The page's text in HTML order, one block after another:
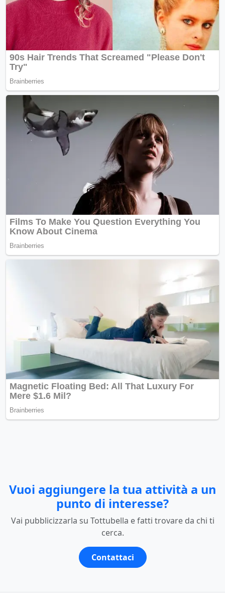
Vuoi aggiungere la tua attività a un
punto di interesse?
Vai pubblicizzarla su Tottubella e fatti trovare da chi ti
cerca.
Contattaci